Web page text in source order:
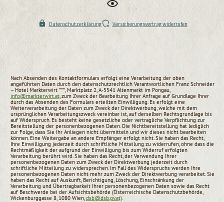
Nach Absenden des Kontaktformulars erfolgt eine Verarbeitung der oben
angeführten Daten durch den datenschutzrechtlich Verantwortlichen Franz Schneider
– Hotel Markterwirt ***, Marktplatz 2, A-5541 Altenmarkt im Pongau,
info@markterwirt.at, zum Zweck der Bearbeitung Ihrer Anfrage auf Grundlage Ihrer
durch das Absenden des Formulars erteilten Einwilligung. Es erfolgt eine
Weiterverarbeitung der Daten zum Zweck der Direktwerbung, welche mit dem
ursprünglichen Verarbeitungszweck vereinbar ist, auf derselben Rec­htsgrundlage bis
auf Widerspruch. Es besteht keine gesetzliche oder vertragliche Verpflichtung zur
Bereitstellung der personenbezogenen Daten. Die Nichtbereitstellung hat lediglich
zur Folge, dass Sie Ihr Anliegen nicht übermitteln und wir dieses nicht bearbeiten
können. Eine Weitergabe an andere Empfänger erfolgt nicht. Sie haben das Recht,
Ihre Einwilligung jederzeit durch schriftliche Mitteilung zu widerrufen, ohne dass die
Rechtmäßigkeit der aufgrund der Einwilligung bis zum Widerruf erfolgten
Verarbeitung berührt wird. Sie haben das Recht, der Verwendung Ihrer
personenbezogenen Daten zum Zweck der Direktwerbung jederzeit durch
schriftliche Mitteilung zu widersprechen. Im Fall des Widerspruchs werden Ihre
personenbezogenen Daten nicht mehr zum Zweck der Direktwerbung verarbeitet. Sie
haben das Recht auf Auskunft, Berichtigung, Löschung, Einschränkung der
Verarbeitung und Übertragbarkeit Ihrer personenbezogenen Daten sowie das Recht
auf Beschwerde bei der Aufsichtsbehörde (Österreichische Datenschutzbehörde,
Wickenburggasse 8, 1080 Wien, dsb@dsb.gv.at).